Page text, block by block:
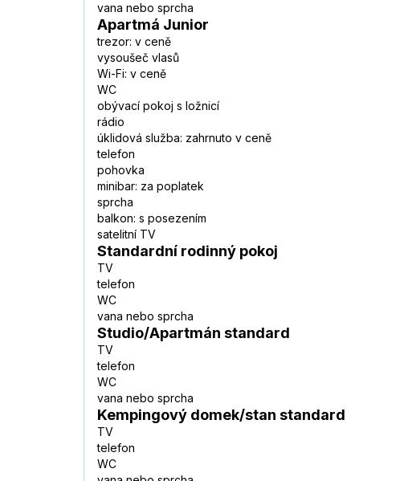
vana nebo sprcha
Apartmá Junior
trezor: v ceně
vysoušeč vlasů
Wi-Fi: v ceně
WC
obývací pokoj s ložnicí
rádio
úklidová služba: zahrnuto v ceně
telefon
pohovka
minibar: za poplatek
sprcha
balkon: s posezením
satelitní TV
Standardní rodinný pokoj
TV
telefon
WC
vana nebo sprcha
Studio/Apartmán standard
TV
telefon
WC
vana nebo sprcha
Kempingový domek/stan standard
TV
telefon
WC